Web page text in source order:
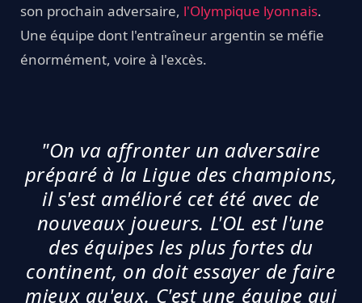
son prochain adversaire, l'Olympique lyonnais.
Une équipe dont l'entraîneur argentin se méfie
énormément, voire à l'excès.
"On va affronter un adversaire
préparé à la Ligue des champions,
il s'est amélioré cet été avec de
nouveaux joueurs. L'OL est l'une
des équipes les plus fortes du
continent, on doit essayer de faire
mieux qu'eux. C'est une équipe qui